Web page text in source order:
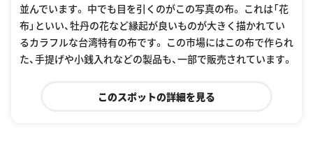
並んでいます。 中でも目を引くのがこの写真の布。 これは「花
布」といい、牡丹の花など縁起が良いものが大きく描かれてい
るカラフルな台湾特有の布です。 この市場にはこの布で作られ
た、手提げや小銭入れなどの製品も、一部で販売されています。
このスポットの詳細を見る